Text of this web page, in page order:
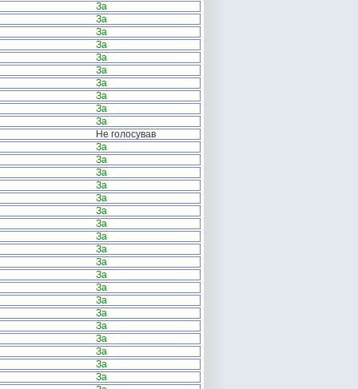
За
За
За
За
За
За
За
За
За
За
Не голосував
За
За
За
За
За
За
За
За
За
За
За
За
За
За
За
За
За
За
За